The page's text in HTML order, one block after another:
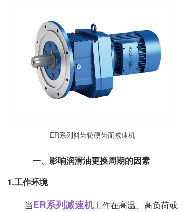
ER系列斜齿轮硬齿面减速机
一、影响润滑油更换周期的因素
1.工作环境
当ER系列减速机工作在高温、高负荷或